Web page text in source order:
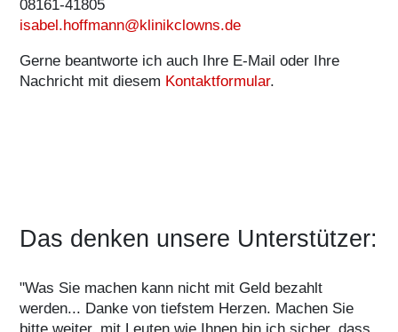
08161-41805
isabel.hoffmann@klinikclowns.de
Gerne beantworte ich auch Ihre E-Mail oder Ihre
Nachricht mit diesem Kontaktformular.
Das denken unsere Unterstützer:
"Was Sie machen kann nicht mit Geld bezahlt
werden... Danke von tiefstem Herzen. Machen Sie
bitte weiter, mit Leuten wie Ihnen bin ich sicher, dass